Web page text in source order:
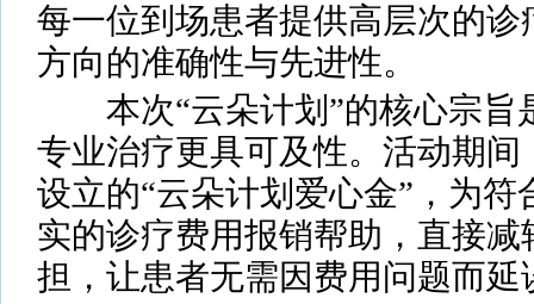
每一位到场患者提供高层次的
方向的准确性与先进性。
本次“云朵计划”的核心宗旨
专业治疗更具可及性。活动期
设立的“云朵计划爱心金”，为
实的诊疗费用报销帮助，直接减
担，让患者无需因费用问题而延